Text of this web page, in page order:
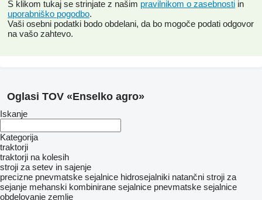
S klikom tukaj se strinjate z našim pravilnikom o zasebnosti in
uporabniško pogodbo.
Vaši osebni podatki bodo obdelani, da bo mogoče podati odgovor
na vašo zahtevo.
Oglasi TOV «Enselko agro»
Iskanje
Kategorija
traktorji
traktorji na kolesih
stroji za setev in sajenje
precizne pnevmatske sejalnice hidrosejalniki natančni stroji za
sejanje mehanski kombinirane sejalnice pnevmatske sejalnice
obdelovanje zemlje